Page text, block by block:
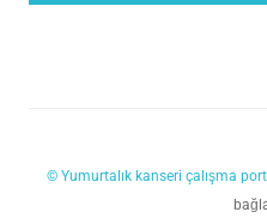
© Yumurtalık kanseri çalışma